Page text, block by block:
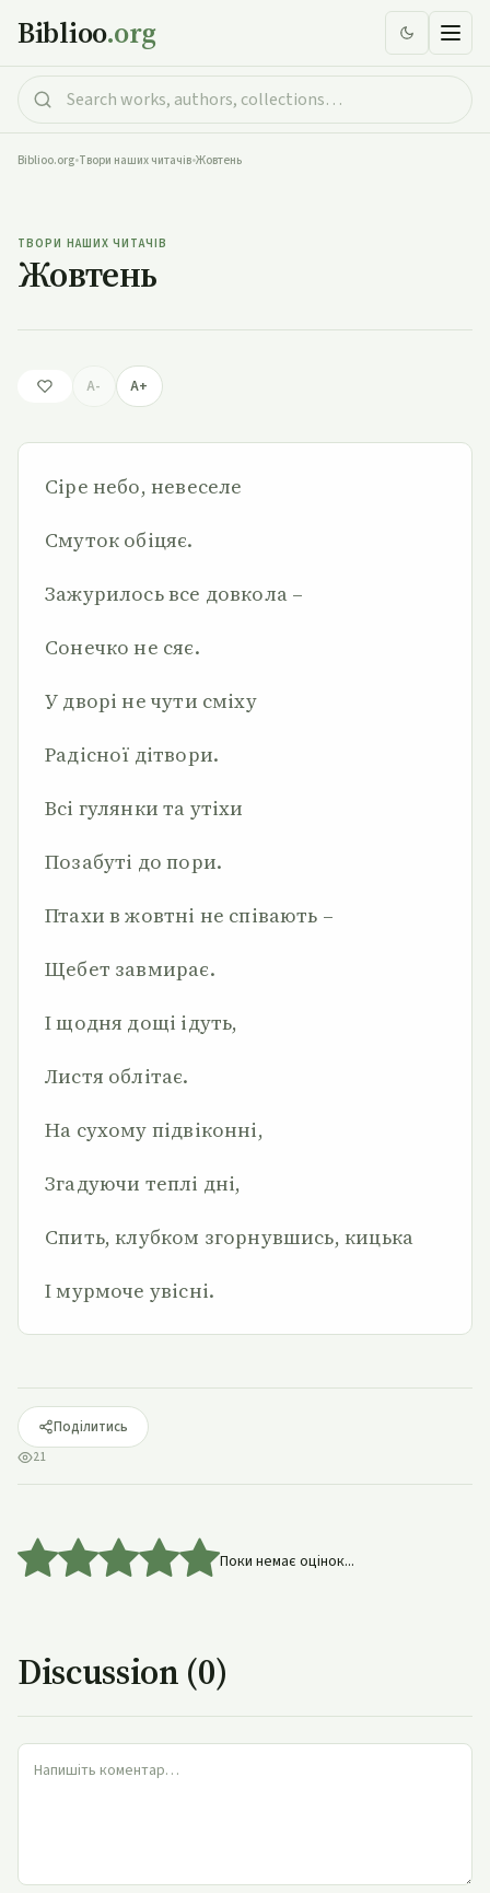
Biblioo.org
Biblioo.org•Твори наших читачів•Жовтень
ТВОРИ НАШИХ ЧИТАЧІВ
Жовтень
A- A+
Сіре небо, невеселе
Смуток обіцяє.
Зажурилось все довкола –
Сонечко не сяє.
У дворі не чути сміху
Радісної дітвори.
Всі гулянки та утіхи
Позабуті до пори.
Птахи в жовтні не співають –
Щебет завмирає.
І щодня дощі ідуть,
Листя облітає.
На сухому підвіконні,
Згадуючи теплі дні,
Спить, клубком згорнувшись, кицька
І мурмоче увісні.
Поділитись
21
Поки немає оцінок...
Discussion (0)